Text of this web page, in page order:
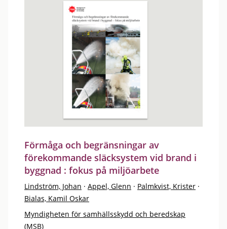
Förmåga och begränsningar av
förekommande släcksystem vid brand i
byggnad : fokus på miljöarbete
Lindström, Johan · Appel, Glenn · Palmkvist, Krister ·
Bialas, Kamil Oskar
Myndigheten för samhällsskydd och beredskap
(MSB)